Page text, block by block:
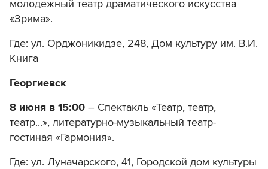
молодежный театр драматического искусства
«Зрима».
Где: ул. Орджоникидзе, 248, Дом культуру им. В.И.
Книга
Георгиевск
8 июня в 15:00 – Спектакль «Театр, театр,
театр...», литературно-музыкальный театр-
гостиная «Гармония».
Где: ул. Луначарского, 41, Городской дом культуры